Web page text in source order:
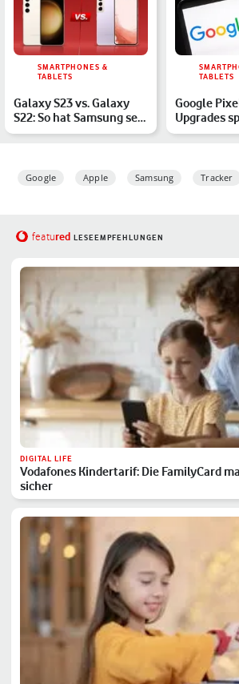
SMARTPHONES &
TABLETS
Galaxy S23 vs. Galaxy
S22: So hat Samsung sein
Smartphone verbess…
TABLETS
Google
Upgrades
Google
Google Apple Samsung Tracker
featured LESEEMPFEHLUNGEN
DIGITAL LIFE
Vodafones Kindertarif: Die FamilyCard
sicher